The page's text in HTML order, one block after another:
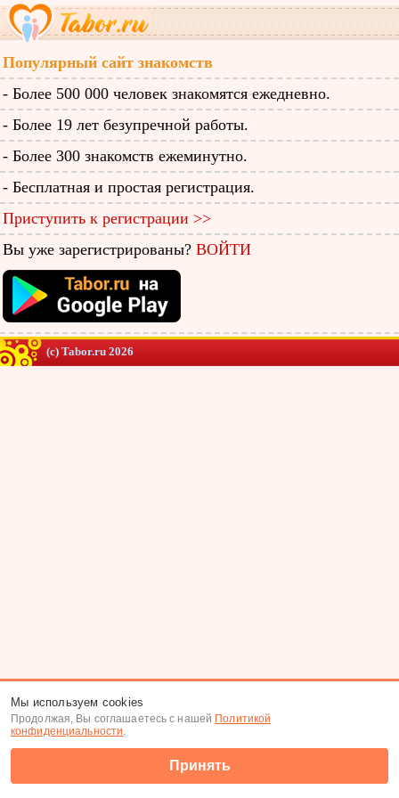
Популярный сайт знакомств
- Более 500 000 человек знакомятся ежедневно.
- Более 19 лет безупречной работы.
- Более 300 знакомств ежеминутно.
- Бесплатная и простая регистрация.
Приступить к регистрации >>
Вы уже зарегистрированы? ВОЙТИ
(c) Tabor.ru 2026
Мы используем cookies
Продолжая, Вы соглашаетесь с нашей Политикой
конфиденциальности.
Принять